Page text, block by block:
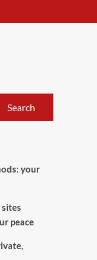
Search
your
peace